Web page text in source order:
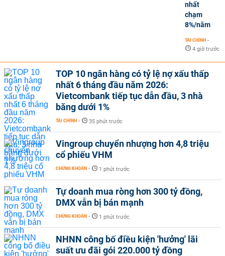
nhất
chạm
8%/năm
TÀI CHÍNH -
4 giờ trước
TOP 10 ngân hàng có tỷ lệ nợ xấu thấp
nhất 6 tháng đầu năm 2026:
Vietcombank tiếp tục dẫn đầu, 3 nhà
băng dưới 1%
TÀI CHÍNH - 35 phút trước
Vingroup chuyển nhượng hơn 4,8 triệu
cổ phiếu VHM
CHỨNG KHOÁN - 1 phút trước
Tự doanh mua ròng hơn 300 tỷ đồng,
DMX vẫn bị bán mạnh
CHỨNG KHOÁN - 1 phút trước
NHNN công bố điều kiện 'hưởng' lãi
suất ưu đãi gói 220.000 tỷ đồng